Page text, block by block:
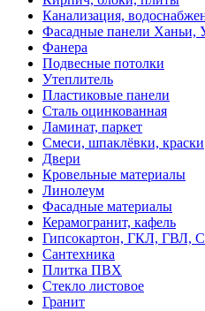
Канализация,
Фасадные панели Ханьи,
Фанера
Подвесные потолки
Утеплитель
Пластиковые панели
Сталь оцинкованная
Ламинат, паркет
Смеси, шпаклёвки, краски
Двери
Кровельные материалы
Линолеум
Фасадные материалы
Керамогранит, кафель
Гипсокартон, ГКЛ, ГВЛ,
Сантехника
Плитка ПВХ
Стекло листовое
Гранит